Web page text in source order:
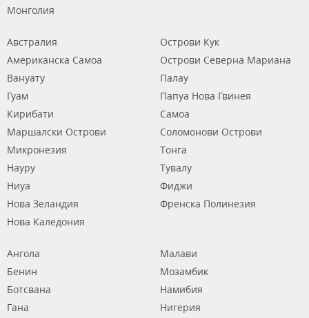
Монголия
Австралия
Американска Самоа
Вануату
Гуам
Кирибати
Маршалски Острови
Микронезия
Науру
Ниуа
Нова Зеландия
Нова Каледония
Острови Кук
Острови Северна Мариана
Палау
Папуа Нова Гвинея
Самоа
Соломонови Острови
Тонга
Тувалу
Фиджи
Френска Полинезия
Ангола
Бенин
Ботсвана
Гана
Малави
Мозамбик
Намибия
Нигерия